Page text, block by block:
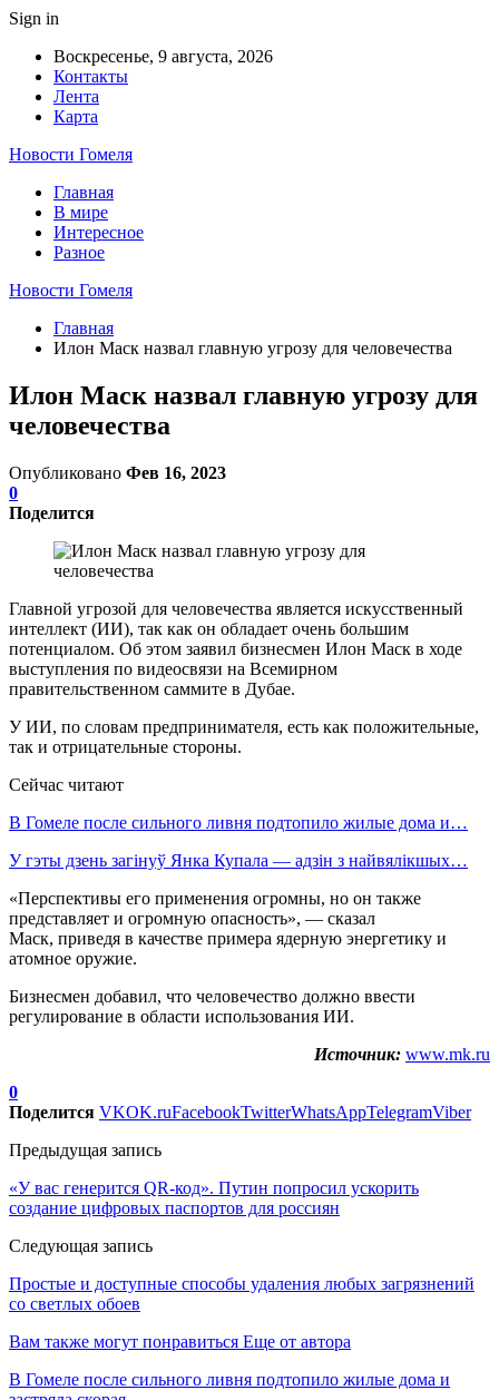
Sign in
Воскресенье, 9 августа, 2026
Контакты
Лента
Карта
Новости Гомеля
Главная
В мире
Интересное
Разное
Новости Гомеля
Главная
Илон Маск назвал главную угрозу для человечества
Илон Маск назвал главную угрозу для
человечества
Опубликовано Фев 16, 2023
0
Поделится
Главной угрозой для человечества является искусственный
интеллект (ИИ), так как он обладает очень большим
потенциалом. Об этом заявил бизнесмен Илон Маск в ходе
выступления по видеосвязи на Всемирном
правительственном саммите в Дубае.
У ИИ, по словам предпринимателя, есть как положительные,
так и отрицательные стороны.
Сейчас читают
В Гомеле после сильного ливня подтопило жилые дома и…
У гэты дзень загінуў Янка Купала — адзін з найвялікшых…
«Перспективы его применения огромны, но он также
представляет и огромную опасность», — сказал
Маск, приведя в качестве примера ядерную энергетику и
атомное оружие.
Бизнесмен добавил, что человечество должно ввести
регулирование в области использования ИИ.
Источник: www.mk.ru
0
Поделится VKOK.ruFacebookTwitterWhatsAppTelegramViber
Предыдущая запись
«У вас генерится QR-код». Путин попросил ускорить
создание цифровых паспортов для россиян
Следующая запись
Простые и доступные способы удаления любых загрязнений
со светлых обоев
Вам также могут понравиться Еще от автора
В Гомеле после сильного ливня подтопило жилые дома и